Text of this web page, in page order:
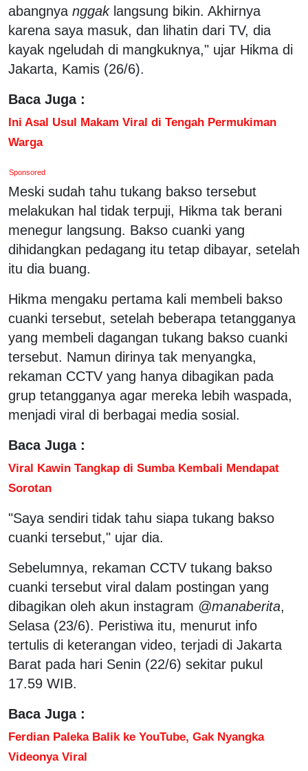
abangnya nggaklangsung bikin. Akhirnya
karena saya masuk, dan lihatin dari TV, dia
kayak ngeludah di mangkuknya," ujar Hikma di
Jakarta, Kamis (26/6).
Baca Juga :
Ini Asal Usul Makam Viral di Tengah Permukiman
Warga
Sponsored
Meski sudah tahu tukang bakso tersebut
melakukan hal tidak terpuji, Hikma tak berani
menegur langsung. Bakso cuanki yang
dihidangkan pedagang itu tetap dibayar, setelah
itu dia buang.
Hikma mengaku pertama kali membeli bakso
cuanki tersebut, setelah beberapa tetangganya
yang membeli dagangan tukang bakso cuanki
tersebut. Namun dirinya tak menyangka,
rekaman CCTV yang hanya dibagikan pada
grup tetangganya agar mereka lebih waspada,
menjadi viral di berbagai media sosial.
Baca Juga :
Viral Kawin Tangkap di Sumba Kembali Mendapat
Sorotan
"Saya sendiri tidak tahu siapa tukang bakso
cuanki tersebut," ujar dia.
Sebelumnya, rekaman CCTV tukang bakso
cuanki tersebut viral dalam postingan yang
dibagikan oleh akun instagram @manaberita,
Selasa (23/6). Peristiwa itu, menurut info
tertulis di keterangan video, terjadi di Jakarta
Barat pada hari Senin (22/6) sekitar pukul
17.59 WIB.
Baca Juga :
Ferdian Paleka Balik ke YouTube, Gak Nyangka
Videonya Viral